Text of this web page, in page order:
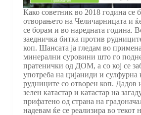
Како советник во 2018 година се
отворањето на Челичарницата и
се борам и во наредната година.
заедничка битка против
коп. Шансата ја гледам во
минерални суровини што го
пратенички од ДОМ, а со кој се
употреба на цијаниди и сулфурна
рудниците со отворен коп. Дадов
зелен катастар и катастар на
прифатено од страна на
надевам ќе се реализира во текот